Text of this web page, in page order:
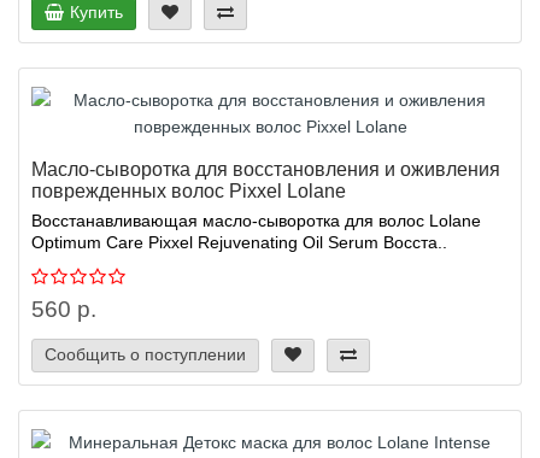
Купить
Масло-сыворотка для восстановления и оживления
поврежденных волос Pixxel Lolane
Восстанавливающая масло-сыворотка для волос Lolane
Optimum Care Pixxel Rejuvenating Oil Serum Восста..
560 р.
Сообщить о поступлении